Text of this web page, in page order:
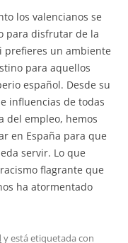
los valencianos se
para disfrutar de la
prefieres un ambiente
para aquellos
español. Desde su
influencias de todas
del empleo, hemos
en España para que
servir. Lo que
flagrante que
ha atormentado
y está etiquetada con